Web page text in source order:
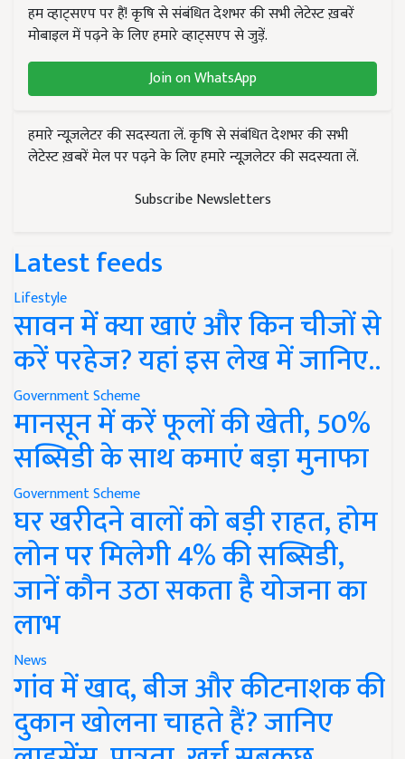
हम व्हाट्सएप पर हैं! कृषि से संबंधित देशभर की सभी लेटेस्ट ख़बरें
मोबाइल में पढ़ने के लिए हमारे व्हाट्सएप से जुड़ें.
Join on WhatsApp
हमारे न्यूज़लेटर की सदस्यता लें. कृषि से संबंधित देशभर की सभी
लेटेस्ट ख़बरें मेल पर पढ़ने के लिए हमारे न्यूज़लेटर की सदस्यता लें.
Subscribe Newsletters
Latest feeds
Lifestyle
सावन में क्या खाएं और किन चीजों से
करें परहेज? यहां इस लेख में जानिए..
Government Scheme
मानसून में करें फूलों की खेती, 50%
सब्सिडी के साथ कमाएं बड़ा मुनाफा
Government Scheme
घर खरीदने वालों को बड़ी राहत, होम
लोन पर मिलेगी 4% की सब्सिडी,
जानें कौन उठा सकता है योजना का
लाभ
News
गांव में खाद, बीज और कीटनाशक की
दुकान खोलना चाहते हैं? जानिए